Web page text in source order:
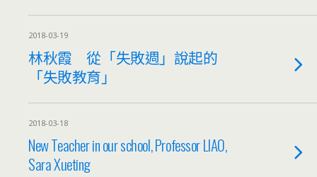
2018-03-19
林秋霞 從「失敗週」說起的
「失敗教育」
2018-03-18
New Teacher in our school, Professor LIAO,
Sara Xueting